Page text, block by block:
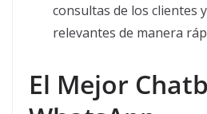
consultas de los clientes
relevantes de manera
El Mejor